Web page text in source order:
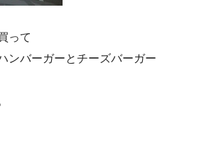
って
ンバーガーとチーズバーガー